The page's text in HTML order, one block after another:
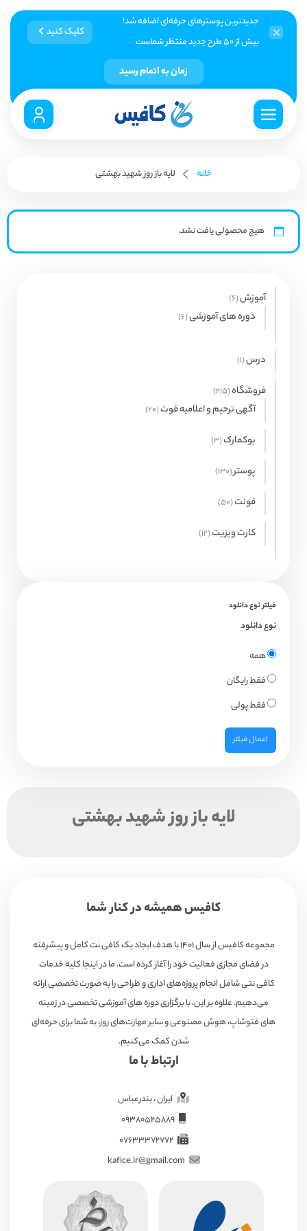
جدیدترین پوسترهای حرفه‌ای اضافه شد!
بیش از ۵۰ طرح جدید منتظر شماست
کلیک کنید
زمان به اتمام رسید
خانه لایه باز روز شهید بهشتی
هیچ محصولی یافت نشد.
آموزش 6
6
محصول
دوره های آموزشی 6
6
درس 1
1
فروشگاه 215
215
محصول
آگهی ترحیم و اعلامیه فوت 20
20
بوکمارک 3
3
پوستر 130
130
فونت 50
50
کارت ویزیت 12
12
فیلتر نوع دانلود
نوع دانلود
همه
فقط رایگان
فقط پولی
اعمال فیلتر
لایه باز روز شهید بهشتی
کافیس همیشه در کنار شما
مجموعه کافیس از سال ۱۴۰۱ با هدف ایجاد یک کافی نت کامل و پیشرفته
در فضای مجازی فعالیت خود را آغاز کرده است. ما در اینجا کلیه خدمات
کافی نتی شامل انجام پروژه‌های اداری و طراحی را به صورت تخصصی ارائه
می‌دهیم. علاوه بر این، با برگزاری دوره های آموزشی تخصصی در زمینه
های فتوشاپ، هوش مصنوعی و سایر مهارت‌های روز، به شما برای حرفه‌ای
شدن کمک می‌کنیم.
ارتباط با ما
ایران ، بندرعباس
07633372772